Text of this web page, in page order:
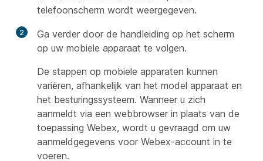
telefoonscherm wordt weergegeven.
2
Ga verder door de handleiding op het scherm
op uw mobiele apparaat te volgen.
De stappen op mobiele apparaten kunnen
variëren, afhankelijk van het model apparaat en
het besturingssysteem. Wanneer u zich
aanmeldt via een webbrowser in plaats van de
toepassing Webex, wordt u gevraagd om uw
aanmeldgegevens voor Webex-account in te
voeren.